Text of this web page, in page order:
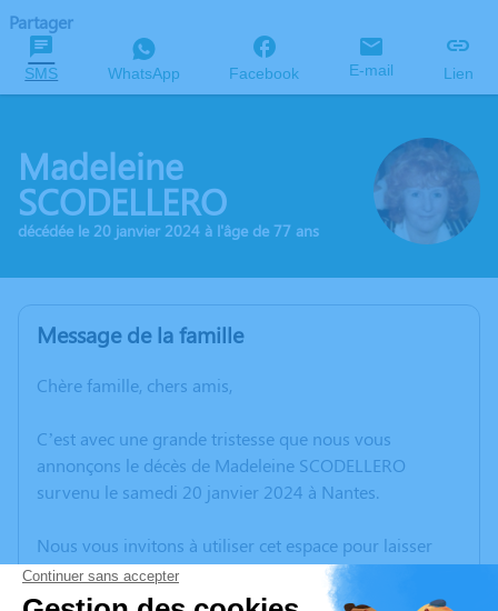
Partager
SMS WhatsApp Facebook E-mail Lien
Madeleine
SCODELLERO
décédée le 20 janvier 2024 à l'âge de 77 ans
Message de la famille
Chère famille, chers amis,
C’est avec une grande tristesse que nous vous
annonçons le décès de Madeleine SCODELLERO
survenu le samedi 20 janvier 2024 à Nantes.
Nous vous invitons à utiliser cet espace pour laisser
vos condoléances, partager des photos souvenirs, une
anecdote ou exprimer vos pensées à travers des